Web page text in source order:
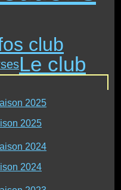
club
Le club
2025
2024